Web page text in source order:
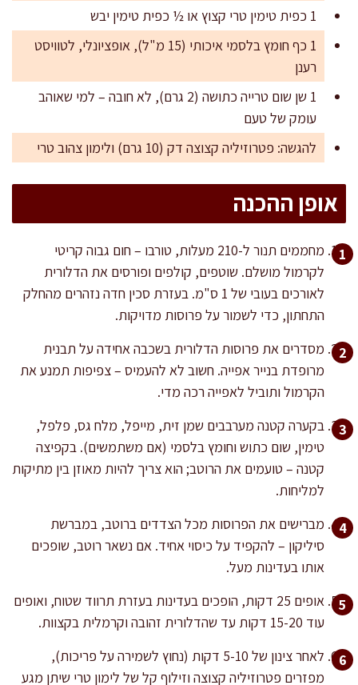
1 כפית טימין טרי קצוץ או ½ כפית טימין יבש
1 כף חומץ בלסמי איכותי (15 מ"ל), אופציונלי, לטוויסט
רענן
1 שן שום טרייה כתושה (2 גרם), לא חובה – למי שאוהב
עומק של טעם
להגשה: פטרוזיליה קצוצה דק (10 גרם) ולימון צהוב טרי
אופן ההכנה
מחממים תנור ל-210 מעלות, טורבו – חום גבוה קריטי
לקרמול מושלם. שוטפים, קולפים ופורסים את הדלורית
לאורכים בעובי של 1 ס"מ. בעזרת סכין חדה נזהרים מהחלק
התחתון, כדי לשמור על פרוסות מדויקות.
מסדרים את פרוסות הדלורית בשכבה אחידה על תבנית
מרופדת בנייר אפייה. חשוב לא להעמיס – צפיפות תמנע את
הקרמול ותוביל לאפייה רכה מדי.
בקערה קטנה מערבבים שמן זית, מייפל, מלח גס, פלפל,
טימין, שום כתוש וחומץ בלסמי (אם משתמשים). בקפיצה
קטנה – טועמים את הרוטב; הוא צריך להיות מאוזן בין מתיקות
למליחות.
מברישים את הפרוסות מכל הצדדים ברוטב, במברשת
סיליקון – להקפיד על כיסוי אחיד. אם נשאר רוטב, שופכים
אותו בעדינות מעל.
אופים 25 דקות, הופכים בעדינות בעזרת תרווד שטוח, ואופים
עוד 15-20 דקות עד שהדלורית זהובה וקרמלית בקצוות.
לאחר צינון של 5-10 דקות (נחוץ לשמירה על פריכות),
מפזרים פטרוזיליה קצוצה וזילוף קל של לימון טרי שיתן מגע